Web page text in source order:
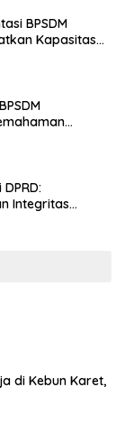
BPSDM
Kapasitas
Integritas
di Kebun Karet,